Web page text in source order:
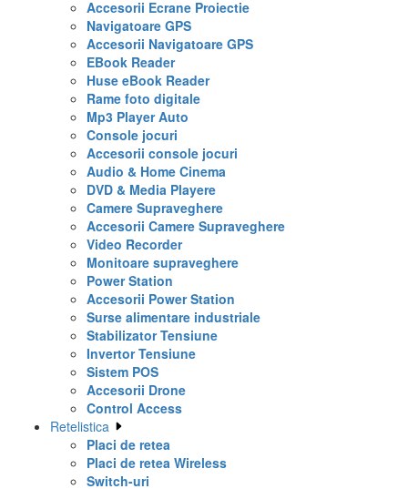
Accesorii Ecrane Proiectie
Navigatoare GPS
Accesorii Navigatoare GPS
EBook Reader
Huse eBook Reader
Rame foto digitale
Mp3 Player Auto
Console jocuri
Accesorii console jocuri
Audio & Home Cinema
DVD & Media Playere
Camere Supraveghere
Accesorii Camere Supraveghere
Video Recorder
Monitoare supraveghere
Power Station
Accesorii Power Station
Surse alimentare industriale
Stabilizator Tensiune
Invertor Tensiune
Sistem POS
Accesorii Drone
Control Access
Retelistica
Placi de retea
Placi de retea Wireless
Switch-uri